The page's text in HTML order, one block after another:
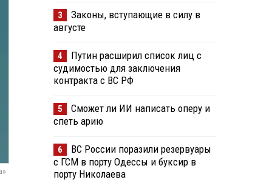
3
Законы, вступающие в силу в
августе
4
Путин расширил список лиц с
судимостью для заключения
контракта с ВС РФ
5
Сможет ли ИИ написать оперу и
спеть арию
6
ВС России поразили резервуары
с ГСМ в порту Одессы и буксир в
порту Николаева